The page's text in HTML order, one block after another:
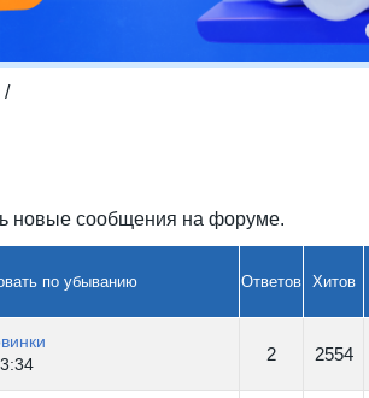
/
новые сообщения на форуме.
Ответов Хитов
2 2554